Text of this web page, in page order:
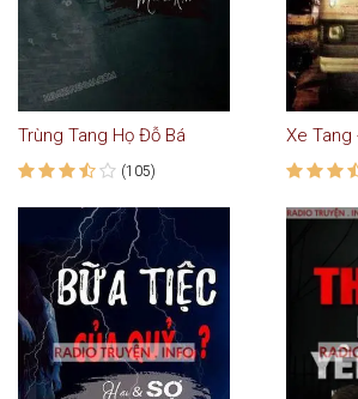
Trùng Tang Họ Đỗ Bá
(105)